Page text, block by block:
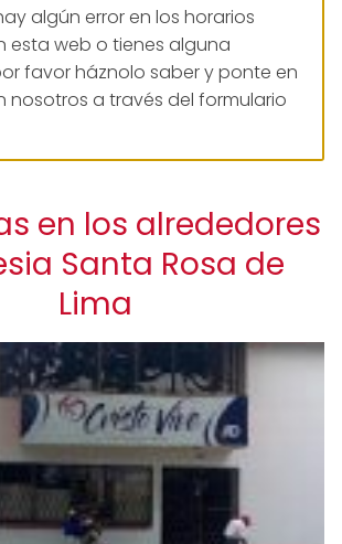
algún error en los horarios
esta web o tienes alguna
favor háznolo saber y ponte en
a través del formulario
en los alrededores
Santa Rosa de
Lima